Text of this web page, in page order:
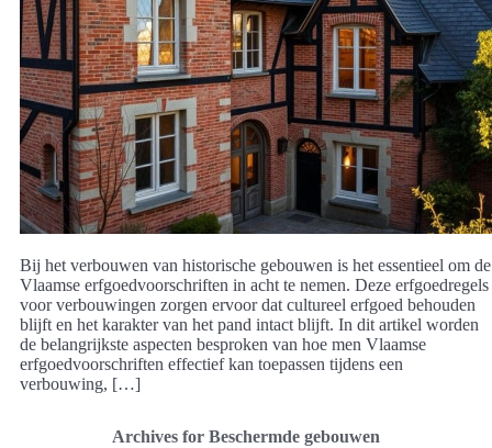
Bij het verbouwen van historische gebouwen is het essentieel om de
Vlaamse erfgoedvoorschriften in acht te nemen. Deze erfgoedregels
voor verbouwingen zorgen ervoor dat cultureel erfgoed behouden
blijft en het karakter van het pand intact blijft. In dit artikel worden
de belangrijkste aspecten besproken van hoe men Vlaamse
erfgoedvoorschriften effectief kan toepassen tijdens een
verbouwing, […]
Archives for Beschermde gebouwen